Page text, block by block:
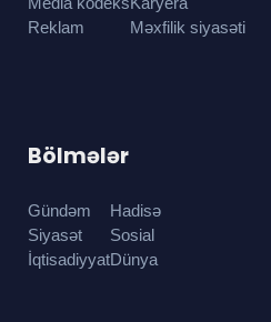
Reklam
Məxfilik siyasəti
Bölmələr
Gündəm
Siyasət
İqtisadiyyat
Hadisə
Sosial
Dünya